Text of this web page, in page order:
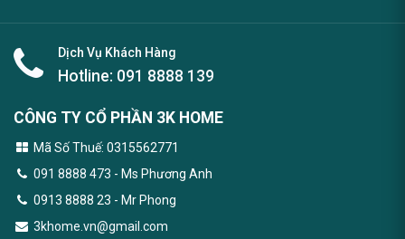
Dịch Vụ Khách Hàng
Hotline: 091 8888 139
CÔNG TY CỔ PHẦN 3K HOME
Mã Số Thuế: 0315562771
091 8888 473 - Ms Phương Anh
0913 8888 23 - Mr Phong
3khome.vn@gmail.com